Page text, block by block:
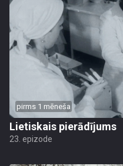
pirms 1 mēneša
Lietiskais pierādījums
23. epizode